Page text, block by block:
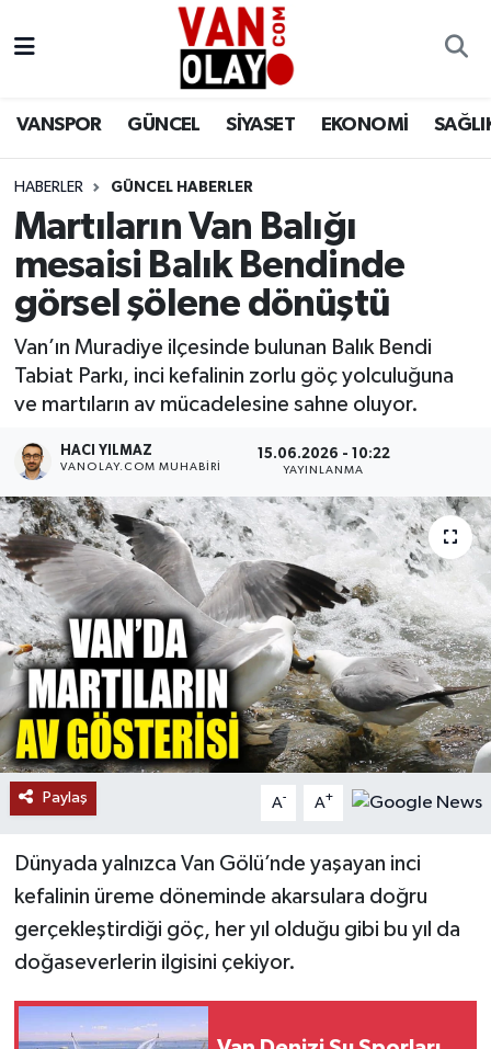
VANSPOR GÜNCEL SİYASET EKONOMİ
HABERLER GÜNCEL HABERLER
Martıların Van Balığı
mesaisi Balık Bendinde
görsel şölene dönüştü
Van’ın Muradiye ilçesinde bulunan Balık Bendi
Tabiat Parkı, inci kefalinin zorlu göç yolculuğuna
ve martıların av mücadelesine sahne oluyor.
HACI YILMAZ
VANOLAY.COM MUHABIRI
15.06.2026 - 10:22
YAYINLANMA
Paylaş A- A+
Dünyada yalnızca Van Gölü’nde yaşayan inci
kefalinin üreme döneminde akarsulara doğru
gerçekleştirdiği göç, her yıl olduğu gibi bu yıl da
doğaseverlerin ilgisini çekiyor.
Siyaset
Ekonomi
Sağlık
Dünya
RESMİ İLANLAR
Van Nöbetçi Eczaneler
Van Namaz Vakitleri
Van Trafik Yoğunluk Haritası
Süper Lig Puan Durumu ve Fikstür
Tüm Manşetler
Haber Arşivi